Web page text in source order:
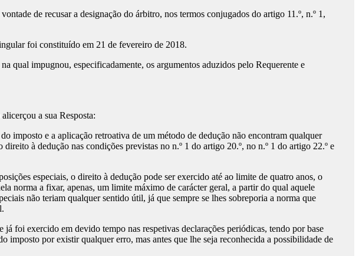
de recusar a designação do árbitro, nos termos conjugados do artigo 11.º, n.º 1,
foi constituído em 21 de fevereiro de 2018.
qual impugnou, especificadamente, os argumentos aduzidos pelo Requerente e
a sua Resposta:
imposto e a aplicação retroativa de um método de dedução não encontram qualquer
à dedução nas condições previstas no n.º 1 do artigo 20.º, no n.º 1 do artigo 22.º e
especiais, o direito à dedução pode ser exercido até ao limite de quatro anos, o
norma a fixar, apenas, um limite máximo de carácter geral, a partir do qual aquele
não teriam qualquer sentido útil, já que sempre se lhes sobreporia a norma que
foi exercido em devido tempo nas respetivas declarações periódicas, tendo por base
imposto por existir qualquer erro, mas antes que lhe seja reconhecida a possibilidade de